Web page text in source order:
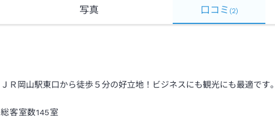
写真 口コミ (2)
ＪＲ岡山駅東口から徒歩５分の好立地！ビジネスにも観光にも最適です。
総客室数145室